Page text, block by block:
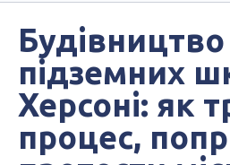
Будівництво
підземних
Херсоні: як
процес,